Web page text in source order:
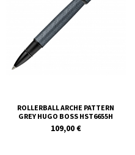
ROLLERBALL ARCHE PATTERN
GREY HUGO BOSS HST6655H
109,00 €